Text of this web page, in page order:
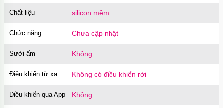
Chất liệu silicon mềm
Chức năng Chưa cập nhật
Sưởi ấm Không
Điều khiển từ xa Không có điều khiển rời
Điều khiển qua App Không